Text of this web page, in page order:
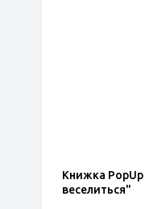
Книжка
веселиться"